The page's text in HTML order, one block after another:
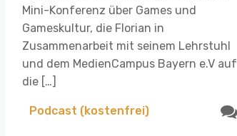
Mini-Konferenz über Games und
Gameskultur, die Florian in
Zusammenarbeit mit seinem Lehrstuhl
und dem MedienCampus Bayern e.V auf
die […]
Podcast (kostenfrei)